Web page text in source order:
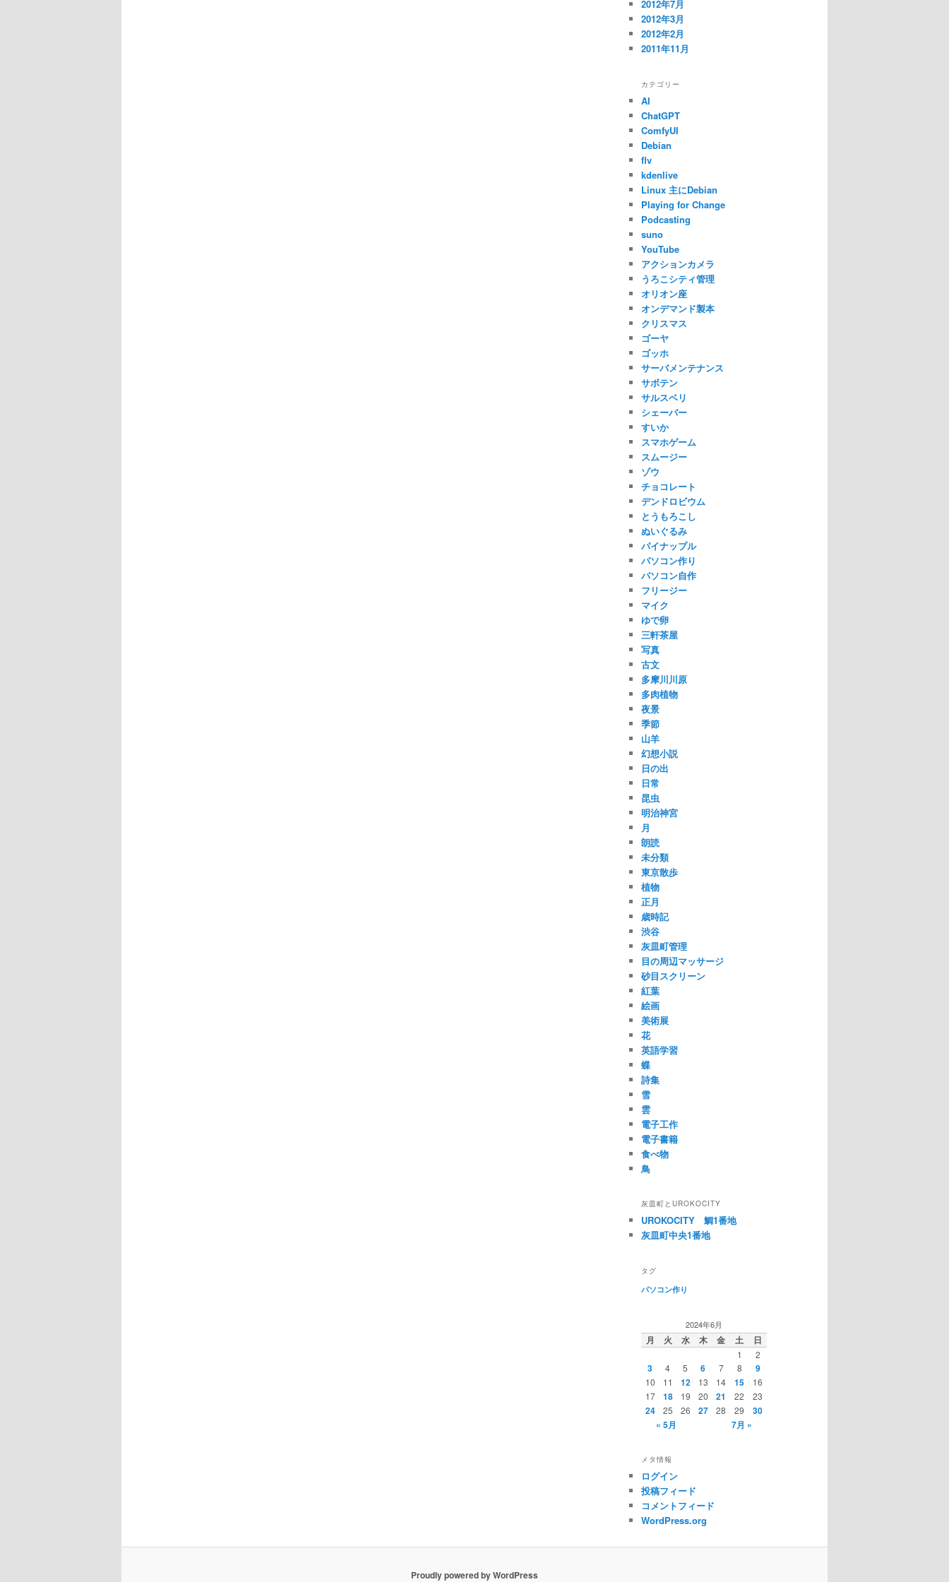
2012年7月
2012年3月
2012年2月
2011年11月
カテゴリー
AI
ChatGPT
ComfyUI
Debian
flv
kdenlive
Linux 主にDebian
Playing for Change
Podcasting
suno
YouTube
アクションカメラ
うろこシティ管理
オリオン座
オンデマンド製本
クリスマス
ゴーヤ
ゴッホ
サーバメンテナンス
サボテン
サルスベリ
シェーバー
すいか
スマホゲーム
スムージー
ゾウ
チョコレート
デンドロビウム
とうもろこし
ぬいぐるみ
パイナップル
パソコン作り
パソコン自作
フリージー
マイク
ゆで卵
三軒茶屋
写真
古文
多摩川川原
多肉植物
夜景
季節
山羊
幻想小説
日の出
日常
昆虫
明治神宮
月
朗読
未分類
東京散歩
植物
正月
歳時記
渋谷
灰皿町管理
目の周辺マッサージ
砂目スクリーン
紅葉
絵画
美術展
花
英語学習
蝶
詩集
雪
雲
電子工作
電子書籍
食べ物
鳥
灰皿町とUROKOCITY
UROKOCITY 鯛1番地
灰皿町中央1番地
タグ
パソコン作り
2024年6月
月 火 水 木 金 土 日
1 2
3 4 5 6 7 8 9
10 11 12 13 14 15
16
17
18 19 20 21 22 23
24 25 26 27 28 29
30
« 5月
7月 »
メタ情報
ログイン
投稿フィード
コメントフィード
WordPress.org
Proudly powered by WordPress